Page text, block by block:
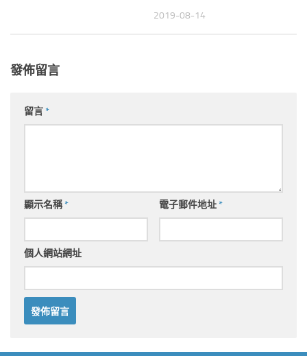
2019-08-14
發佈留言
留言*
顯示名稱* 電子郵件地址*
個人網站網址